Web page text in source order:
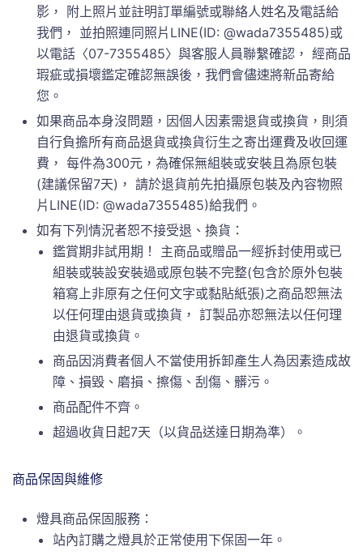
影， 附上照片並註明訂單編號或聯絡人姓名及電話給
我們， 並拍照連同照片LINE(ID: @wada7355485)或
以電話〈07-7355485〉與客服人員聯繫確認， 經商品
瑕疵或損壞鑑定確認無誤後，我們會儘速將新品寄給
您。
如果商品本身沒問題，因個人因素需退貨或換貨，則須
自行負擔所有商品退貨或換貨衍生之寄出運費及收回運
費， 每件為300元，為確保無組裝或安裝且為原包裝
(建議保留7天)， 請於退貨前先拍攝原包裝及內容物照
片LINE(ID: @wada7355485)給我們。
如有下列情況者恕不接受退、換貨：
鑑賞期非試用期！ 主商品或贈品一經拆封使用或已
組裝或裝設安裝過或原包裝不完整(包含於原外包裝
箱寫上非原有之任何文字或黏貼紙張)之商品恕無法
以任何理由退貨或換貨， 訂製品亦恕無法以任何理
由退貨或換貨。
商品因消費者個人不當使用拆卸產生人為因素造成故
障、損毀、磨損、擦傷、刮傷、髒污。
商品配件不齊。
超過收貨日起7天（以貨品送達日期為準）。
商品保固與維修
燈具商品保固服務：
站內訂購之燈具於正常使用下保固一年。